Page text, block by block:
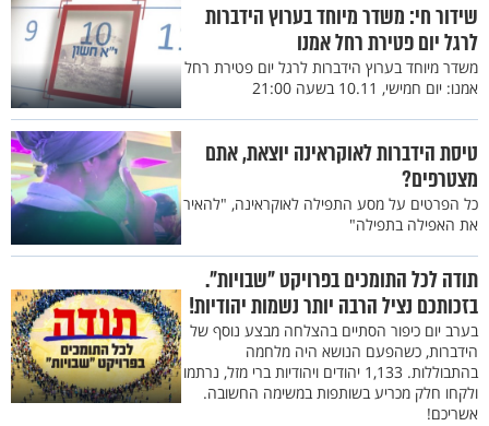
שידור חי: משדר מיוחד בערוץ הידברות
לרגל יום פטירת רחל אמנו
משדר מיוחד בערוץ הידברות לרגל יום פטירת רחל
אמנו: יום חמישי, 10.11 בשעה 21:00
טיסת הידברות לאוקראינה יוצאת, אתם
מצטרפים?
כל הפרטים על מסע התפילה לאוקראינה, "להאיר
את האפילה בתפילה"
תודה לכל התומכים בפרויקט "שבויות".
בזכותכם נציל הרבה יותר נשמות יהודיות!
בערב יום כיפור הסתיים בהצלחה מבצע נוסף של
הידברות, כשהפעם הנושא היה מלחמה
בהתבוללות. 1,133 יהודים ויהודיות ברי מזל, נרתמו
ולקחו חלק מכריע בשותפות במשימה החשובה.
אשריכם!